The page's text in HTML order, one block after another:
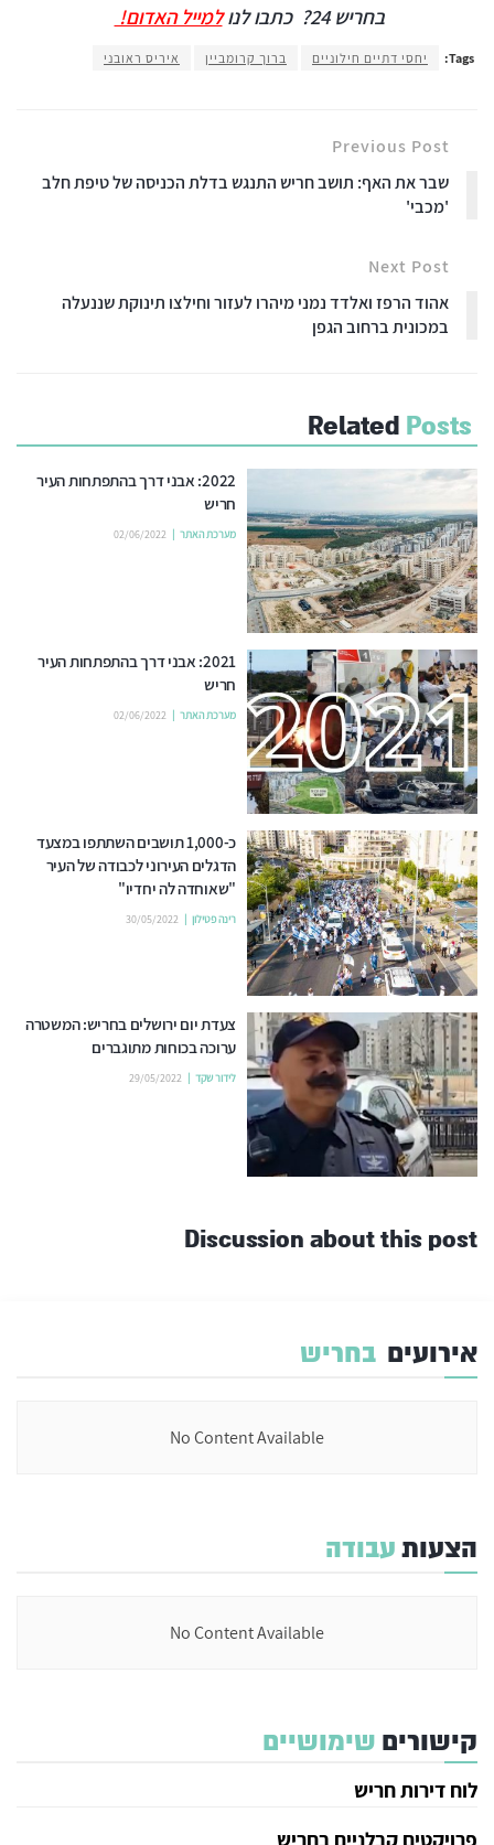
בחריש 24?
כתבו לנולמייל האדום!
Tags: יחסי דתיים חילוניים ברוך קרומביין איריס ראובני
Previous Post
שבר את האף: תושב חריש התנגש בדלת הכניסה של טיפת חלב
'מכבי'
Next Post
אהוד הרפז ואלדד נמני מיהרו לעזור וחילצו תינוקת שננעלה
במכונית ברחוב הגפן
Related Posts
2022: אבני דרך בהתפתחות העיר
חריש
מערכת האתר 02/06/2022
2021: אבני דרך בהתפתחות העיר
חריש
מערכת האתר 02/06/2022
כ-1,000 תושבים השתתפו במצעד
הדגלים העירוני לכבודה של העיר
"שאוחדה לה יחדיו"
רינה פטילון 30/05/2022
צעדת יום ירושלים בחריש: המשטרה
ערוכה בכוחות מתוגברים
לידור שקד 29/05/2022
Discussion about this post
אירועים בחריש
No Content Available
הצעותעבודה
No Content Available
קישורים שימושיים
לוח דירות חריש
פרויקטים קבלניים בחריש